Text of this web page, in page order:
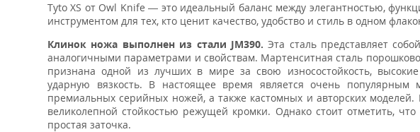
Tyto XS от Owl Knife — это идеальный баланс между элегантностью,
инструментом для тех, кто ценит качество, удобство и стиль в одном
Клинок ножа выполнен из стали JM390. Эта сталь представляет
аналогичными параметрами и свойствам. Мартенситная сталь
признана одной из лучших в мире за свою износостойкость,
ударную вязкость. В настоящее время является очень популярным
премиальных серийных ножей, а также кастомных и авторских моделей.
великолепной стойкостью режущей кромки. Однако стоит отметить,
простая заточка.